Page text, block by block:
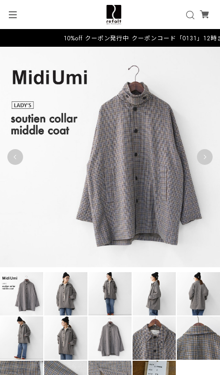
10%off クーポン発行中 クーポンコード「0131」12時